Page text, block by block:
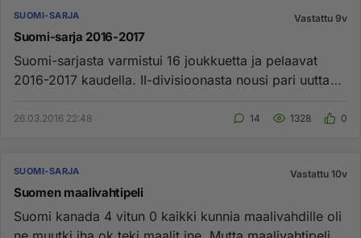
SUOMI-SARJA Vastattu 9v
Suomi-sarja 2016-2017
Suomi-sarjasta varmistui 16 joukkuetta ja pelaavat
2016-2017 kaudella. II-divisioonasta nousi pari uutta
26.03.2016 22:48 14 1328 0
SUOMI-SARJA Vastattu 10v
Suomen maalivahtipeli
Suomi kanada 4 vitun 0 kaikki kunnia maalivahdille oli